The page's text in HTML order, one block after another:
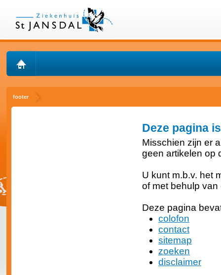
footer
Deze pagina
Misschien zijn er
geen artikelen op
U kunt m.b.v. het
of met behulp
Deze pagina
colofon
contact
sitemap
zoeken
disclaimer